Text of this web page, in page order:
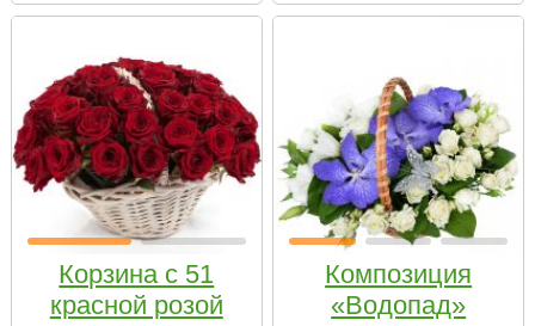
Корзина с 51
красной розой
Композиция
«Водопад»